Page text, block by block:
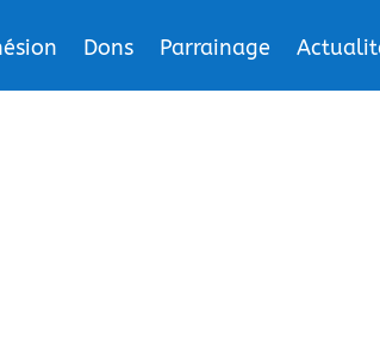
Dons Parrainage